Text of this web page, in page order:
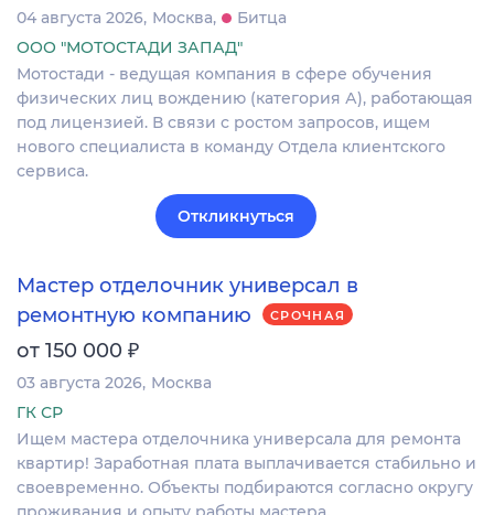
04 августа 2026 Москва
Битца
ООО "МОТОСТАДИ ЗАПАД"
Мотостади - ведущая компания в сфере обучения
физических лиц вождению (категория А), работающая
под лицензией. В связи с ростом запросов, ищем
нового специалиста в команду Отдела клиентского
сервиса.
Откликнуться
Мастер отделочник универсал в
ремонтную компанию
СРОЧНАЯ
от 150 000 ₽
03 августа 2026 Москва
ГК СР
Ищем мастера отделочника универсала для ремонта
квартир! Заработная плата выплачивается стабильно и
своевременно. Объекты подбираются согласно округу